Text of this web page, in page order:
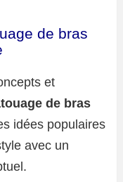
de bras
et
de bras
idées populaires
avec un